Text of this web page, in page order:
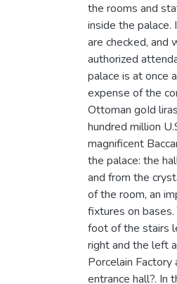
the rooms and
inside the
are checked, and
authorized
palace is at once
expense of the
Ottoman goId
hundred million
magnificent
the palace: the
and from the
of the room, an
fixtures on
foot of the stairs
right and the left
Porcelain Factory
entrance hall?. In